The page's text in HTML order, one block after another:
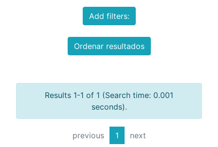
Add filters:
Ordenar resultados
Results 1-1 of 1 (Search time: 0.001
seconds).
previous 1 next